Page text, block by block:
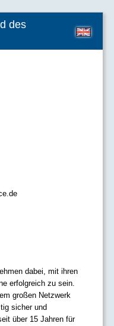
des
dabei, mit ihren
erfolgreich zu sein.
großen Netzwerk
sicher und
über 15 Jahren für